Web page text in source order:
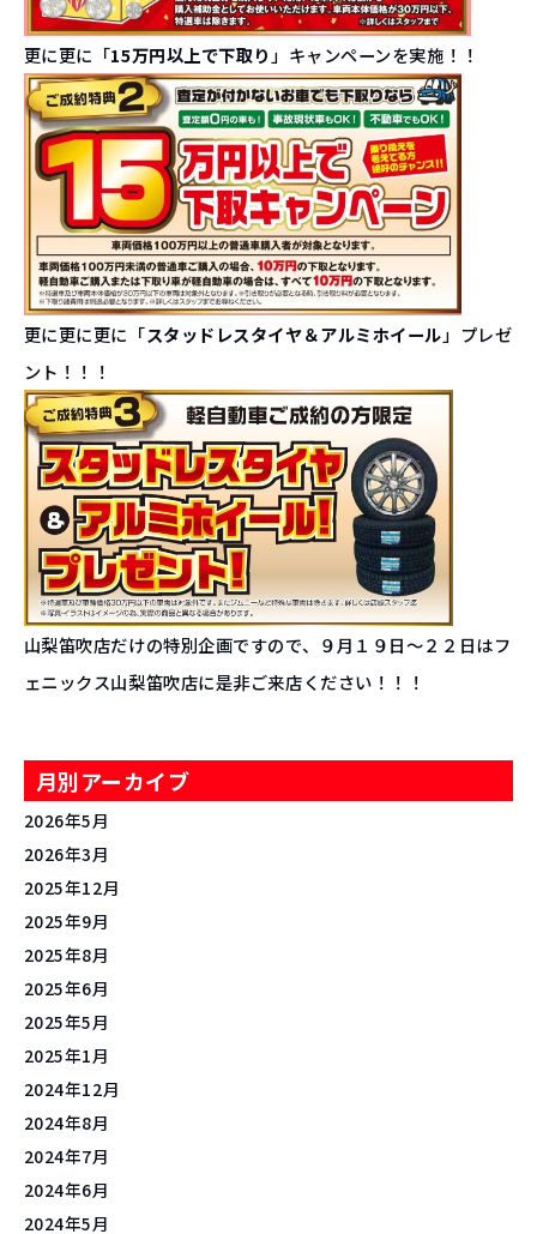
更に更に「15万円以上で下取り 」キャンペーンを実施！！
更に更に更に「スタッドレスタイヤ＆アルミホイール」プレゼ
ント！！！
山梨笛吹店だけの特別企画ですので、９月１９日〜２２日はフ
ェニックス山梨笛吹店に是非ご来店ください！！！
月別アーカイブ
2026年5月
2026年3月
2025年12月
2025年9月
2025年8月
2025年6月
2025年5月
2025年1月
2024年12月
2024年8月
2024年7月
2024年6月
2024年5月